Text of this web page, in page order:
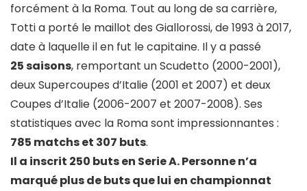
forcément à la Roma. Tout au long de sa carrière,
Totti a porté le maillot des Giallorossi, de 1993 à 2017,
date à laquelle il en fut le capitaine. Il y a passé
25 saisons, remportant un Scudetto (2000-2001),
deux Supercoupes d’Italie (2001 et 2007) et deux
Coupes d’Italie (2006-2007 et 2007-2008). Ses
statistiques avec la Roma sont impressionnantes :
785 matchs et 307 buts.
Il a inscrit 250 buts en Serie A. Personne n’a
marqué plus de buts que lui en championnat